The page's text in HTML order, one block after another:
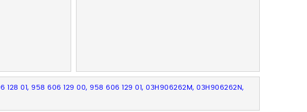
01, 958 606 129 00, 958 606 129 01, 03H906262M, 03H906262N,